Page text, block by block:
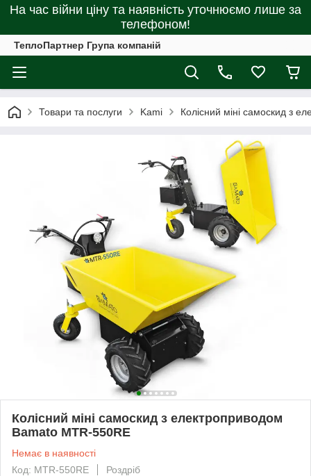
На час війни ціну та наявність уточнюємо лише за
телефоном!
ТеплоПартнер Група компаній
Товари та послуги Kami Колісний міні самоскид з
Колісний міні самоскид з електроприводом
Bamato MTR-550RE
Немає в наявності
Код: MTR-550RE
Роздріб